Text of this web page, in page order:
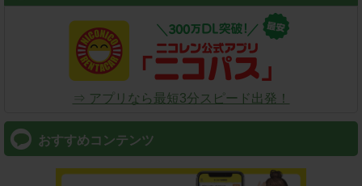
⇒ アプリなら最短3分スピード出発！
おすすめコンテンツ